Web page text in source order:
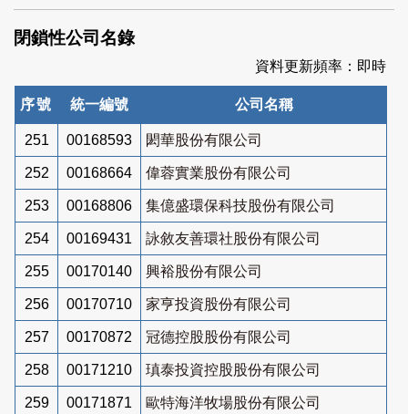
索
閉鎖性公司名錄
資料更新頻率：即時
序號 統一編號 公司名稱
251 00168593 閎華股份有限公司
252 00168664 偉蓉實業股份有限公司
253 00168806 集億盛環保科技股份有限公司
254 00169431 詠敘友善環社股份有限公司
255 00170140 興裕股份有限公司
256 00170710 家亨投資股份有限公司
257 00170872 冠德控股股份有限公司
258 00171210 瑱泰投資控股股份有限公司
259 00171871 歐特海洋牧場股份有限公司